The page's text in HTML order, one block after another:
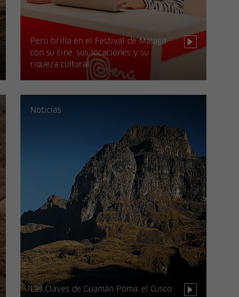
Perú brilla en el Festival de Málaga
con su cine, sus locaciones y su
riqueza cultural
Noticias
Las Claves de Guamán Poma: el Cusco